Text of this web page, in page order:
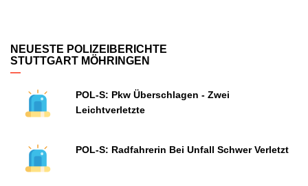
NEUESTE POLIZEIBERICHTE
STUTTGART MÖHRINGEN
POL-S: Pkw Überschlagen - Zwei
Leichtverletzte
POL-S: Radfahrerin Bei Unfall Schwer Verletzt